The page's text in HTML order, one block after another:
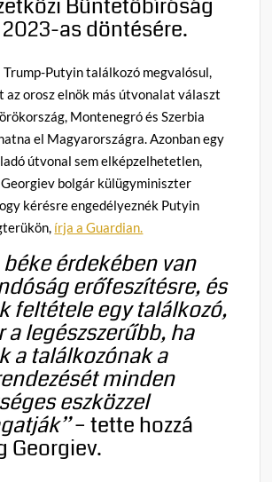
Büntetőbíróság
2023-as döntésére.
Trump-Putyin találkozó megvalósul,
az orosz elnök más útvonalat választ
Montenegró és Szerbia
el Magyarországra. Azonban egy
útvonal sem elképzelhetetlen,
bolgár külügyminiszter
kérésre engedélyeznék Putyin
írja a Guardian.
béke érdekében van
erőfeszítésre, és
feltétele egy találkozó,
a legészszerűbb, ha
a találkozónak a
minden
eszközzel
– tette hozzá
Georgiev.